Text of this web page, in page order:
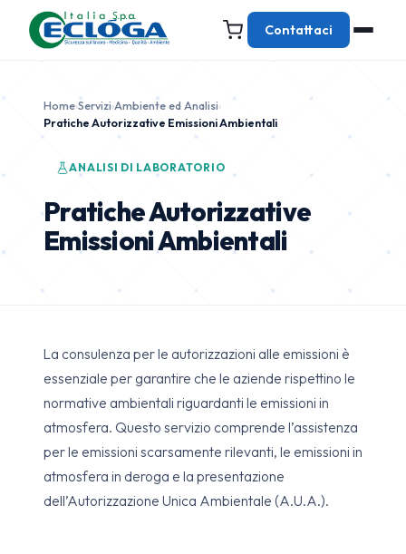
Contattaci
Home›Servizi›Ambiente ed Analisi›
Pratiche Autorizzative Emissioni Ambientali
ANALISI DI LABORATORIO
Pratiche Autorizzative
Emissioni Ambientali
La consulenza per le autorizzazioni alle emissioni è
essenziale per garantire che le aziende rispettino le
normative ambientali riguardanti le emissioni in
atmosfera. Questo servizio comprende l’assistenza
per le emissioni scarsamente rilevanti, le emissioni in
atmosfera in deroga e la presentazione
dell’Autorizzazione Unica Ambientale (A.U.A.).